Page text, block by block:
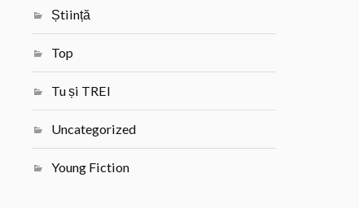
Știință
Top
Tu și TREI
Uncategorized
Young Fiction